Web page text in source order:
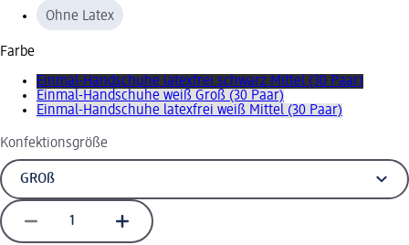
Ohne Latex
Farbe
Einmal-Handschuhe latexfrei schwarz Mittel (30 Paar)
Einmal-Handschuhe weiß Groß (30 Paar)
Einmal-Handschuhe latexfrei weiß Mittel (30 Paar)
Konfektionsgröße